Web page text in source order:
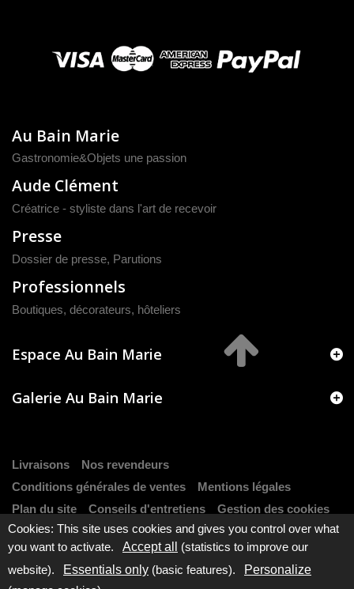
Au Bain Marie
Gastronomie&Objets une passion
Aude Clément
Créatrice - styliste dans l'art de recevoir
Presse
Dossier de presse, Parutions
Professionnels
Boutiques, décorateurs, hôteliers
Espace Au Bain Marie
Galerie Au Bain Marie
Livraisons
Nos revendeurs
Conditions générales de ventes
Mentions légales
Plan du site
Conseils d'entretiens
Gestion des cookies
Cookies: This site uses cookies and gives you control over what
you want to activate.
Accept all
(statistics to improve our
website).
Essentials only (basic features).
Personalize